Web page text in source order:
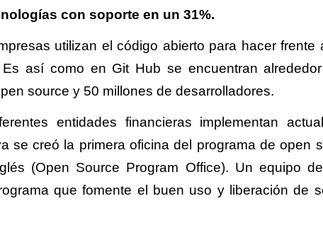
con soporte en un 31%.
utilizan el código abierto para hacer
Es así como en Git Hub se encuentran
source y 50 millones de desarrolladores.
entidades financieras implementan
se creó la primera oficina del programa de open
(Open Source Program Office). Un equipo
que fomente el buen uso y liberación de